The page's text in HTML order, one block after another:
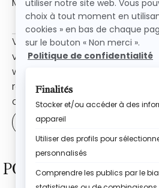
Vos données personnelles
vous accompagner au cours
web, gérer l’accès à votre
raisons décrites dans notre
confidentialité.
S’INSCRIRE
POUR UNE DOSE